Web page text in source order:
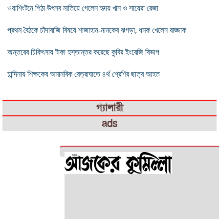
ওয়াশিংটনে পিঠা উৎসব মাতিয়ে গেলেন হৃদয় খান ও সায়েরা রেজা
প্রথম বৈঠকে চাঁদাবাজি ‍বিষয়ে শাজাহান-নানকের ঝগড়া, ধমক খেলেন রাজ্জাক
অন্তরের চিকিৎসায় টাকা হস্তান্তর করেছে কুবির ইংরেজি বিভাগ
চান্দিনায় শিক্ষকের অমানবিক বেত্রাঘাতে ৪র্থ শ্রেণির ছাত্র আহত
গ্যালারী
ads